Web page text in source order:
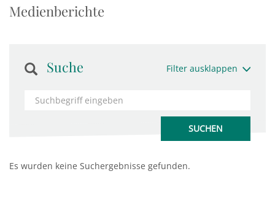
Medienberichte
Suche Filter ausklappen
Es wurden keine Suchergebnisse gefunden.